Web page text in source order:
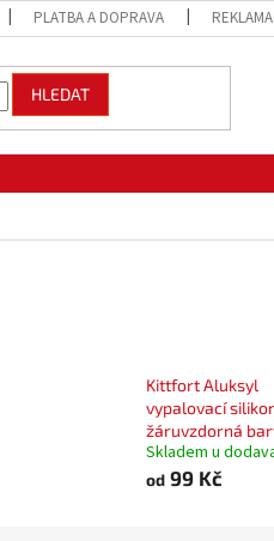
PLATBA A DOPRAVA
HLEDAT
Kittfort Aluksyl
vypalovací
žáruvzdorná
Skladem u
od99 Kč